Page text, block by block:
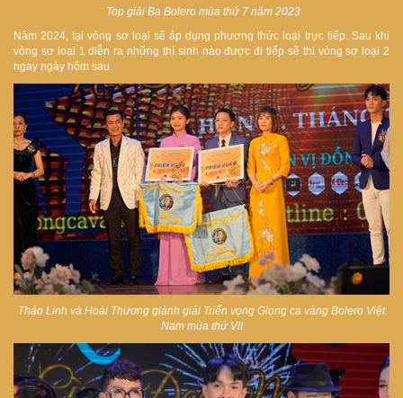
Top giải Ba Bolero mùa thứ 7 năm 2023
Năm 2024, tại vòng sơ loại sẽ áp dụng phương thức loại trực tiếp. Sau khi
vòng sơ loại 1 diễn ra những thí sinh nào được đi tiếp sẽ thi vòng sơ loại 2
ngay ngày hôm sau.
Thảo Linh và Hoài Thương giành giải Triển vọng Giọng ca vàng Bolero Việt
Nam mùa thứ VII